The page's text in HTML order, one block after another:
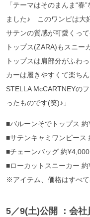
「テーマはそのまんま“
ました♪ このワンピは大
サテンの質感が可愛くっ
トップス(ZARA)もスニー
トップスは肩部分がふわ
カーは履きやすくて楽ち
STELLA McCARTNEYの
ったものです(笑)♪」
■バルーンそでトップス
■サテンキャミワンピース
■チェーンバッグ 約¥4,000
■ローカットスニーカー
※アイテム、価格はすべて
5／9(土)公開 ：会